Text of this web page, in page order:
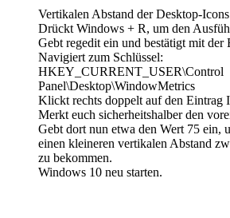
Vertikalen Abstand der Desktop-
Drückt Windows + R, um den
Gebt regedit ein und bestätigt mit der
Navigiert zum Schlüssel:
HKEY_CURRENT_USER\Control
Panel\Desktop\WindowMetrics
Klickt rechts doppelt auf den Eintrag
Merkt euch sicherheitshalber den
Gebt dort nun etwa den Wert 75 ein,
einen kleineren vertikalen Abstand
zu bekommen.
Windows 10 neu starten.